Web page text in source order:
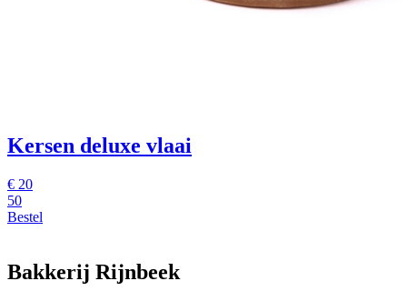
Kersen deluxe vlaai
€ 20
50
Bestel
Bakkerij Rijnbeek